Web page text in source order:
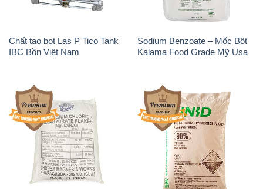
Sodium Benzoate – Mốc Bột
Chữ Cam Food Grade Trung
Quốc China
Sodium Bicarbonate – Bicar
NaHCO3 Food Grade 3 Chữ
GGG Bao Jumbo ( Bành )
Trung Quốc China